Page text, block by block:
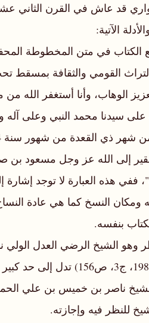
قد عاش في القرن الثاني
الآتية:
في متن المخطوطة
الوهاب، وأنا أستغفر الله
سيدنا محمد النبي وعلى
الفقير إلى الله عز وجل مسعود
ففي هذه العبارة لا توجد إشارة
ومكان النسخ كما هي عادة
بنفسه.
وهو الشيخ الرضي العدل
علي" (أبو الحواري، 1985، ج3،
ناصر بن خميس بن علي
للنظر فيه وإجازته.